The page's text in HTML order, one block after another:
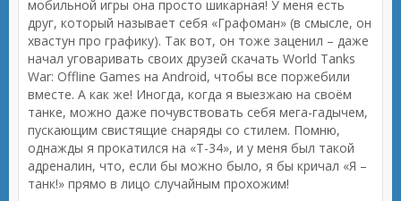
мобильной игры она просто шикарная! У меня есть
друг, который называет себя «Графоман» (в смысле, он
хвастун про графику). Так вот, он тоже заценил – даже
начал уговаривать своих друзей скачать World Tanks
War: Offline Games на Android, чтобы все поржебили
вместе. А как же! Иногда, когда я выезжаю на своём
танке, можно даже почувствовать себя мега-гадычем,
пускающим свистящие снаряды со стилем. Помню,
однажды я прокатился на «Т-34», и у меня был такой
адреналин, что, если бы можно было, я бы кричал «Я –
танк!» прямо в лицо случайным прохожим!